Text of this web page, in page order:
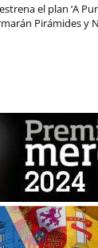
el plan ‘A
Pirámides y